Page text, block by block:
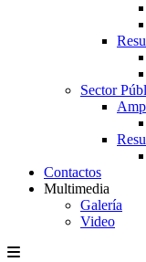
Sector
Contactos
Multimedia
Galería
Video